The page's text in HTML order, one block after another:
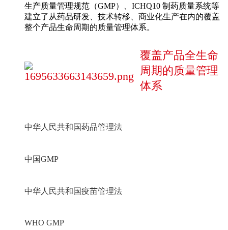
生产质量管理规范（GMP）、ICHQ10 制药质量系统等
建立了从药品研发、技术转移、商业化生产在内的覆盖
整个产品生命周期的质量管理体系。
覆盖产品全生命
周期的质量管理
体系
中华人民共和国药品管理法
中国GMP
中华人民共和国疫苗管理法
WHO GMP